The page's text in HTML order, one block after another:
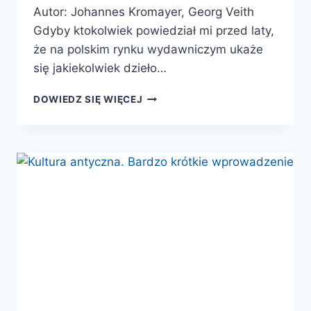
Autor: Johannes Kromayer, Georg Veith
Gdyby ktokolwiek powiedział mi przed laty,
że na polskim rynku wydawniczym ukaże
się jakiekolwiek dzieło…
DOWIEDZ SIĘ WIĘCEJ ATLAS
WOJSKOWOŚCI
STAROŻYTNEJ